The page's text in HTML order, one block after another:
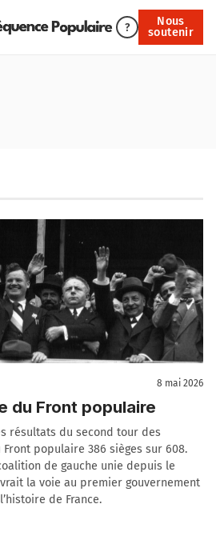
?
Nous
soutenir
Nous soutenir
8 mai 2026
du Front populaire
résultats du second tour des
populaire 386 sièges sur 608.
de gauche unie depuis le
la voie au premier gouvernement
de France.